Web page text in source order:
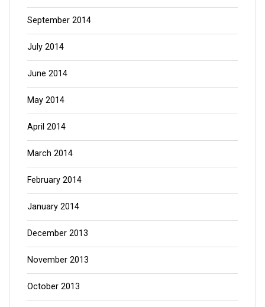
September 2014
July 2014
June 2014
May 2014
April 2014
March 2014
February 2014
January 2014
December 2013
November 2013
October 2013